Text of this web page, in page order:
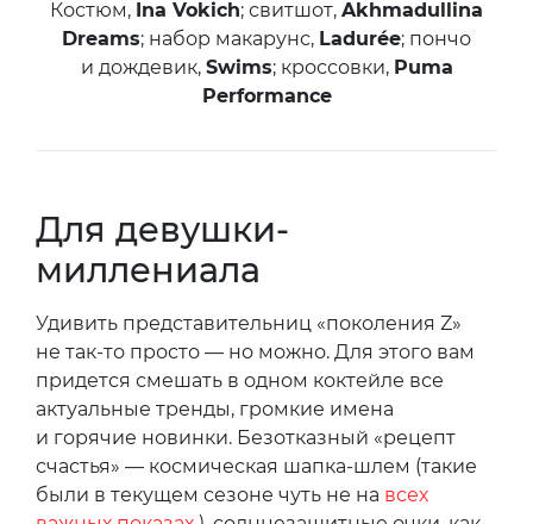
Костюм, Ina Vokich; свитшот, Akhmadullina
Dreams; набор макарунс, Ladurée; пончо
и дождевик, Swims; кроссовки, Puma
Performance
Для девушки-
миллениала
Удивить представительниц «поколения Z»
не так-то просто — но можно. Для этого вам
придется смешать в одном коктейле все
актуальные тренды, громкие имена
и горячие новинки. Безотказный «рецепт
счастья» — космическая шапка-шлем (такие
были в текущем сезоне чуть не на всех